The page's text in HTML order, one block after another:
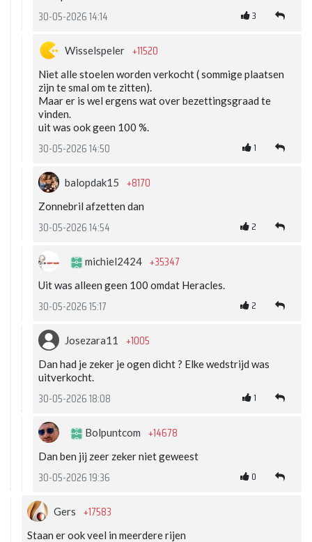
30-05-2026 14:14 3
Wisselspeler +11520
Niet alle stoelen worden verkocht ( sommige plaatsen
zijn te smal om te zitten).
Maar er is wel ergens wat over bezettingsgraad te
vinden.
uit was ook geen 100 %.
30-05-2026 14:50 1
balopdak15 +8170
Zonnebril afzetten dan
30-05-2026 14:54 2
michiel2424 +35347
Uit was alleen geen 100 omdat Heracles.
30-05-2026 15:17 2
Josezara11 +1005
Dan had je zeker je ogen dicht ? Elke wedstrijd was
uitverkocht.
30-05-2026 18:08 1
Bolpuntcom +14678
Dan ben jij zeer zeker niet geweest
30-05-2026 19:36 0
Gers +17583
Staan er ook veel in meerdere rijen